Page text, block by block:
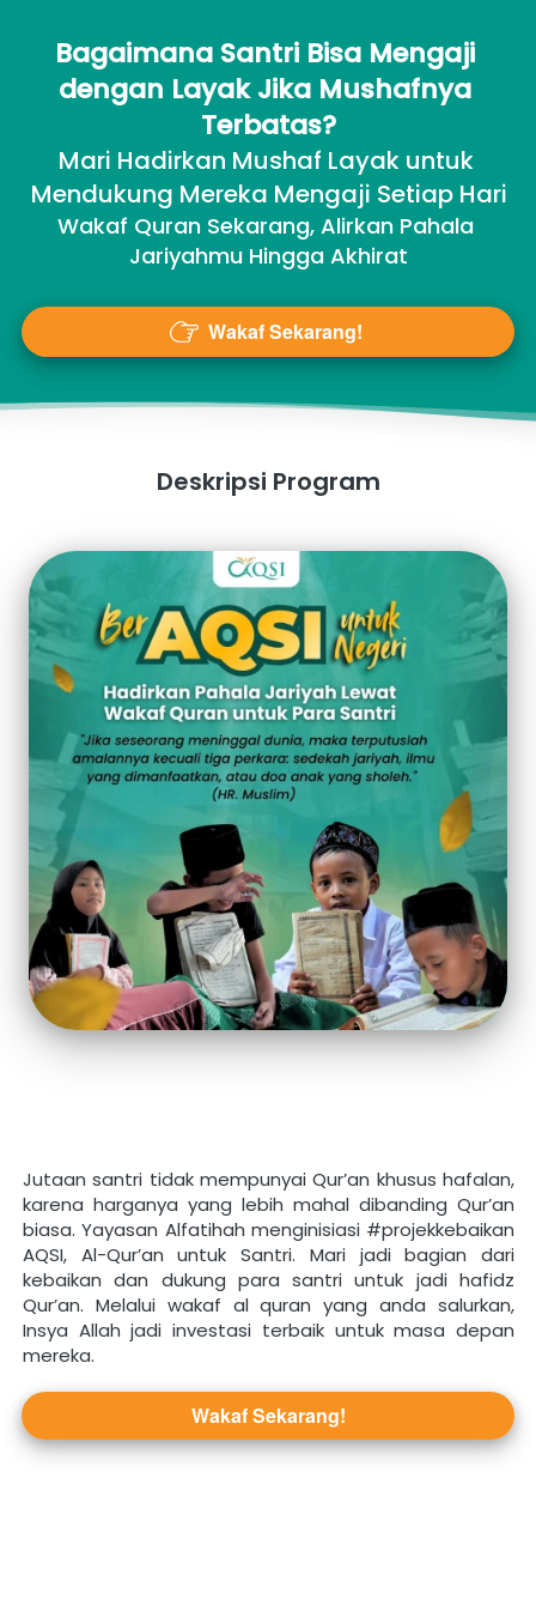
Bagaimana Santri Bisa Mengaji
dengan Layak Jika Mushafnya
Terbatas?
Mari Hadirkan Mushaf Layak untuk
Mendukung Mereka Mengaji Setiap Hari
Wakaf Quran Sekarang, Alirkan Pahala
Jariyahmu Hingga Akhirat
` Wakaf Sekarang!
Deskripsi Program
Jutaan santri tidak mempunyai Qur’an khusus hafalan,
karena harganya yang lebih mahal dibanding Qur’an
biasa. Yayasan Alfatihah menginisiasi #projekkebaikan
AQSI, Al-Qur’an untuk Santri. Mari jadi bagian dari
kebaikan dan dukung para santri untuk jadi hafidz
Qur’an. Melalui wakaf al quran yang anda salurkan,
Insya Allah jadi investasi terbaik untuk masa depan
mereka.
`
Wakaf Sekarang!